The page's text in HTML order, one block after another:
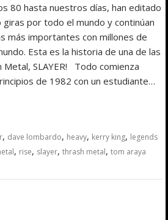
80 hasta nuestros días, han editado
giras por todo el mundo y continúan
más importantes con millones de
Esta es la historia de una de las
Metal, SLAYER! Todo comienza
de 1982 con un estudiante…
, dave lombardo, heavy, kerry king, legends
, rise, slayer,thrash metal,tom araya